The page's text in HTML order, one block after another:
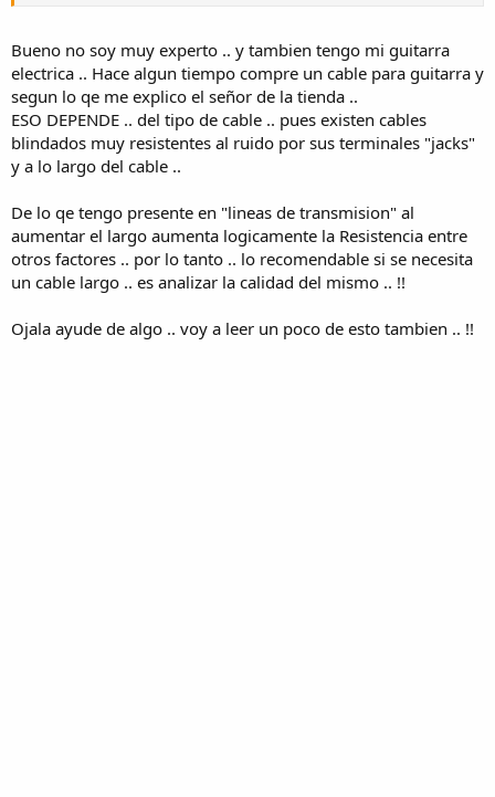
Bueno no soy muy experto .. y tambien tengo mi guitarra
electrica .. Hace algun tiempo compre un cable para guitarra y
segun lo qe me explico el señor de la tienda ..
ESO DEPENDE .. del tipo de cable .. pues existen cables
blindados muy resistentes al ruido por sus terminales "jacks"
y a lo largo del cable ..
De lo qe tengo presente en "lineas de transmision" al
aumentar el largo aumenta logicamente la Resistencia entre
otros factores .. por lo tanto .. lo recomendable si se necesita
un cable largo .. es analizar la calidad del mismo .. !!
Ojala ayude de algo .. voy a leer un poco de esto tambien .. !!